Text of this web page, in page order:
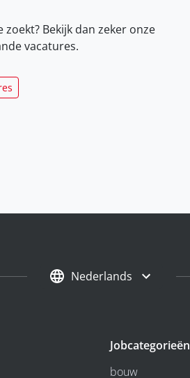
zoekt? Bekijk dan zeker onze
vacatures.
Nederlands
Jobcategorieën
bouw